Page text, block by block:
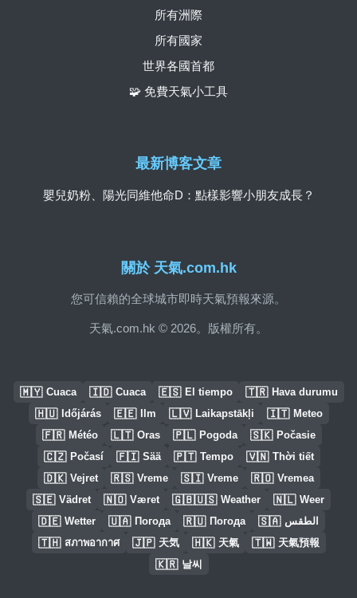
關於 天氣.com.hk
您可信賴的全球城市即時天氣預報來源。
天氣.com.hk © 2026。版權所有。
所有洲際
所有國家
世界各國首都
🧩 免費天氣小工具
最新博客文章
嬰兒奶粉、陽光同維他命D：點樣影響小朋友成長？
🇲🇾 Cuaca 🇮🇩 Cuaca 🇪🇸 El tiempo 🇹🇷 Hava durumu
🇭🇺 Időjárás 🇪🇪 Ilm 🇱🇻 Laikapstākļi 🇮🇹 Meteo
🇫🇷 Météo 🇱🇹 Oras 🇵🇱 Pogoda 🇸🇰 Počasie
🇨🇿 Počasí 🇫🇮 Sää 🇵🇹 Tempo 🇻🇳 Thời tiết
🇩🇰 Vejret 🇷🇸 Vreme 🇸🇮 Vreme 🇷🇴 Vremea
🇸🇪 Vädret 🇳🇴 Været 🇬🇧🇺🇸 Weather 🇳🇱 Weer
🇩🇪 Wetter 🇺🇦 Погода 🇷🇺 Погода 🇸🇦 الطقس
🇹🇭 สภาพอากาศ 🇯🇵 天気 🇭🇰 天氣 🇹🇼 天氣預報
🇰🇷 날씨